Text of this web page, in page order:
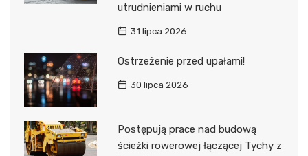
utrudnieniami w ruchu
31 lipca 2026
Ostrzeżenie przed upałami!
30 lipca 2026
Postępują prace nad budową
ścieżki rowerowej łączącej Tychy z